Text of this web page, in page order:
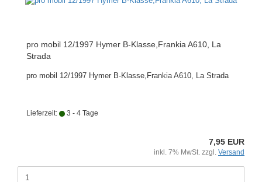
pro mobil 12/1997 Hymer B-Klasse,Frankia A610, La
Strada
pro mobil 12/1997 Hymer B-Klasse,Frankia A610, La Strada
Lieferzeit: 3 - 4 Tage
7,95 EUR
inkl. 7% MwSt. zzgl. Versand